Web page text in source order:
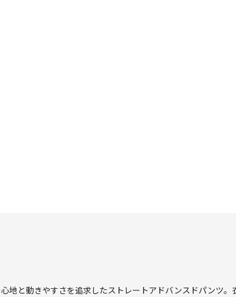
地と動きやすさを追求したストレートアドバンスドパンツ。